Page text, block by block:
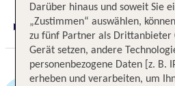
Digitaler und
Darüber hinaus und soweit Sie
„Zustimmen“ auswählen,
zu fünf Partner als Drittanbieter
Gerät setzen, andere
personenbezogene Daten [z. B.
erheben und verarbeiten, um